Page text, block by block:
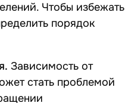
Чтобы избежать
порядок
Зависимость от
стать проблемой